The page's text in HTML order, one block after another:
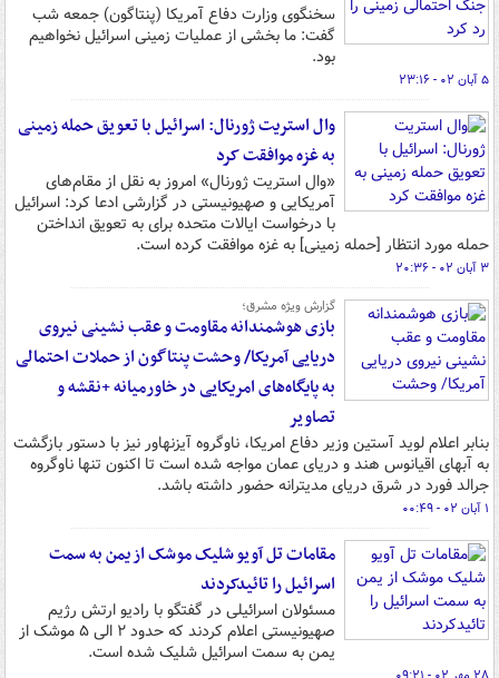
سخنگوی وزارت دفاع آمریکا (پنتاگون) جمعه شب
گفت: ما بخشی از عملیات زمینی اسرائیل نخواهیم
بود.
۵ آبان ۰۲ - ۲۳:۱۶
وال استریت ژورنال: اسرائیل با تعویق حمله زمینی
به غزه موافقت کرد
«وال استریت ژورنال» امروز به نقل از مقام‌های
آمریکایی و صهیونیستی در گزارشی ادعا کرد: اسرائیل
با درخواست ایالات متحده برای به تعویق انداختن
حمله مورد انتظار [حمله زمینی] به غزه موافقت کرده است.
۳ آبان ۰۲ - ۲۰:۳۶
گزارش ویژه مشرق؛
بازی هوشمندانه مقاومت و عقب نشینی نیروی
دریایی آمریکا/ وحشت پنتاگون از حملات احتمالی
به پایگاه‌های امریکایی در خاورمیانه +نقشه و
تصاویر
بنابر اعلام لوید آستین وزیر دفاع امریکا، ناوگروه آیزنهاور نیز با دستور بازگشت
به آبهای اقیانوس هند و دریای عمان مواجه شده است تا اکنون تنها ناوگروه
جرالد فورد در شرق دریای مدیترانه حضور داشته باشد.
۱ آبان ۰۲ - ۰۰:۴۹
مقامات تل آویو شلیک موشک از یمن به سمت
اسرائیل را تائیدکردند
مسئولان اسرائیلی در گفتگو با رادیو ارتش رژیم
صهیونیستی اعلام کردند که حدود ۲ الی ۵ موشک از
یمن به سمت اسرائیل شلیک شده است.